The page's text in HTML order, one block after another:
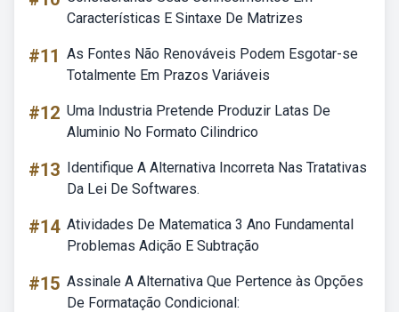
Características E Sintaxe De Matrizes
#11 As Fontes Não Renováveis Podem Esgotar-se
Totalmente Em Prazos Variáveis
#12 Uma Industria Pretende Produzir Latas De
Aluminio No Formato Cilindrico
#13 Identifique A Alternativa Incorreta Nas Tratativas
Da Lei De Softwares.
#14 Atividades De Matematica 3 Ano Fundamental
Problemas Adição E Subtração
#15 Assinale A Alternativa Que Pertence às Opções
De Formatação Condicional: